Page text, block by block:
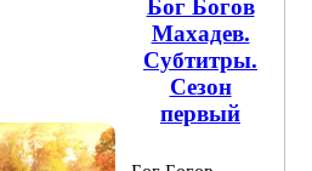
Бог Богов
Махадев.
Субтитры.
Сезон
первый